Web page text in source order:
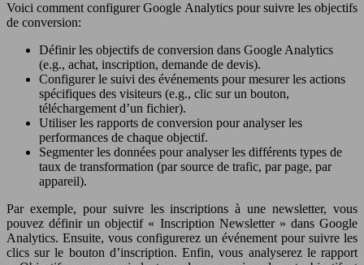
Voici comment configurer Google Analytics pour suivre les objectifs
de conversion:
Définir les objectifs de conversion dans Google Analytics
(e.g., achat, inscription, demande de devis).
Configurer le suivi des événements pour mesurer les actions
spécifiques des visiteurs (e.g., clic sur un bouton,
téléchargement d’un fichier).
Utiliser les rapports de conversion pour analyser les
performances de chaque objectif.
Segmenter les données pour analyser les différents types de
taux de transformation (par source de trafic, par page, par
appareil).
Par exemple, pour suivre les inscriptions à une newsletter, vous
pouvez définir un objectif « Inscription Newsletter » dans Google
Analytics. Ensuite, vous configurerez un événement pour suivre les
clics sur le bouton d’inscription. Enfin, vous analyserez le rapport